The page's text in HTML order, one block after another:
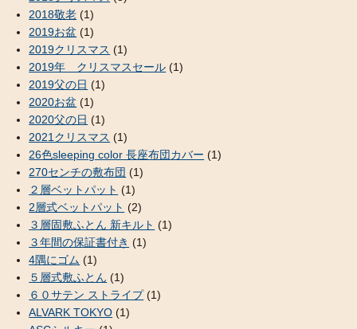
2018敬老 (1)
2019お盆 (1)
2019クリスマス (1)
2019年 クリスマスセール (1)
2019父の日 (1)
2020お盆 (1)
2020父の日 (1)
2021クリスマス (1)
26色sleeping color 長座布団カバー (1)
270センチの敷布団 (1)
２層ベットパット (1)
2層式ベットパット (2)
３層固敷ふとん 新キルト (1)
３年間の保証書付き (1)
4隅にゴム (1)
５層式敷ふとん (1)
６０サテン ストライプ(1)
ALVARK TOKYO (1)